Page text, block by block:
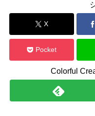
X
Pocket
Colorful